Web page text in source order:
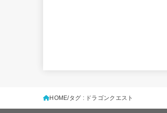
HOME タグ : ドラゴンクエスト